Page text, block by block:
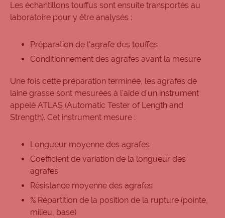
Les échantillons touffus sont ensuite transportés au
laboratoire pour y être analysés :
Préparation de l'agrafe des touffes
Conditionnement des agrafes avant la mesure
Une fois cette préparation terminée, les agrafes de
laine grasse sont mesurées à l'aide d'un instrument
appelé ATLAS (Automatic Tester of Length and
Strength). Cet instrument mesure :
Longueur moyenne des agrafes
Coefficient de variation de la longueur des
agrafes
Résistance moyenne des agrafes
% Répartition de la position de la rupture (pointe,
milieu, base)